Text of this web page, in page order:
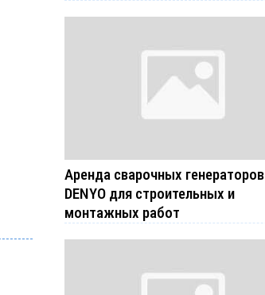
Аренда сварочных генераторов
DENYO для строительных и
монтажных работ